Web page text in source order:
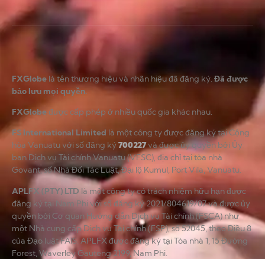
FXGlobe là tên thương hiệu và nhãn hiệu đã đăng ký.Đã được
bảo lưu mọi quyền.
FXGlobeđược cấp phép ở nhiều quốc gia khác nhau.
FS International Limited là một công ty được đăng ký tại Cộng
hòa Vanuatu với số đăng ký700227và được ủy quyền bởi Ủy
ban Dịch vụ Tài chính Vanuatu (VFSC), địa chỉ tại tòa nhà
Govant, số Nhà Đối Tác Luật, Đại lộ Kumul, Port Vila, Vanuatu.
APLFX (PTY) LTD là một công ty có trách nhiệm hữu hạn được
đăng ký tại Nam Phi với số đăng ký 2021/804619/07 và được ủy
quyền bởi Cơ quan Hướng dẫn Dịch vụ Tài chính (FSCA) như
một Nhà cung cấp Dịch vụ Tài chính (FSP), số 52045, theo Điều 8
của Đạo luật FAIS. APLFX được đăng ký tại Tòa nhà 1, 15 Đường
Forest, Waverley Gauteng 2199, Nam Phi.